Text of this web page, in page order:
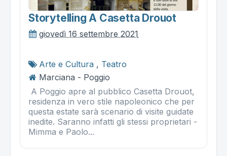
Storytelling A Casetta Drouot
giovedì 16 settembre 2021
Arte e Cultura , Teatro
Marciana - Poggio
A Poggio apre al pubblico Casetta Drouot,
residenza in vero stile napoleonico che per
questa estate sarà scenario di visite guidate
inedite. Saranno infatti gli stessi proprietari -
Mimma e Paolo...